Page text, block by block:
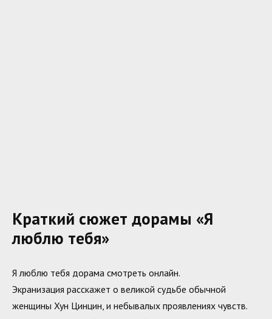
Краткий сюжет дорамы «Я
люблю тебя»
Я люблю тебя дорама смотреть онлайн.
Экранизация расскажет о великой судьбе обычной
женщины Хун Цинцин, и небывалых проявлениях чувств.